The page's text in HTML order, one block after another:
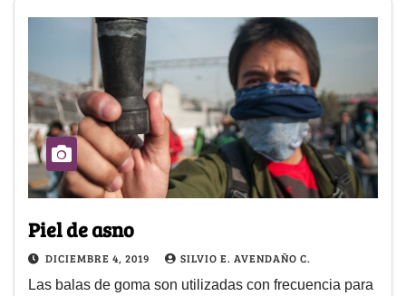
Piel de asno
DICIEMBRE 4, 2019 SILVIO E. AVENDAÑO C.
Las balas de goma son utilizadas con frecuencia para